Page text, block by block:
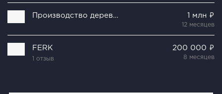
Производство деревянных столовых приборов 1 млн ₽
12 месяцев
FERK
1 отзыв
200 000 ₽
8 месяцев